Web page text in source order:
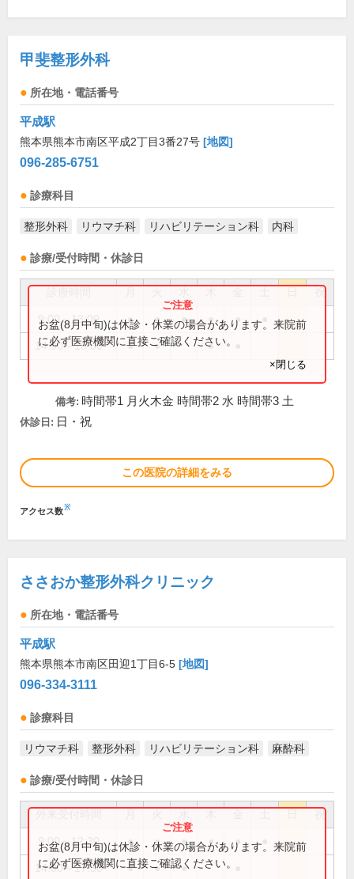
甲斐整形外科
所在地・電話番号
平成駅
熊本県熊本市南区平成2丁目3番27号 [地図]
096-285-6751
診療科目
整形外科 リウマチ科 リハビリテーション科 内科
診療/受付時間・休診日
祝
9:00～13:00 ● ● ● ● ●
14:00～18:00 ● ● ●
お盆(8月中旬)は休診・休業の場合があります。来院前
に必ず医療機関に直接ご確認ください。
×閉じる
備考: 時間帯1 月火木金 時間帯2 水 時間帯3 土
休診日: 日・祝
この医院の詳細をみる
アクセス数※
ささおか整形外科クリニック
所在地・電話番号
平成駅
熊本県熊本市南区田迎1丁目6-5 [地図]
096-334-3111
診療科目
リウマチ科 整形外科 リハビリテーション科 麻酔科
診療/受付時間・休診日
祝
9:00～12:30 ● ● ● ● ●
14:00～17:30 ● ● ●
お盆(8月中旬)は休診・休業の場合があります。来院前
に必ず医療機関に直接ご確認ください。